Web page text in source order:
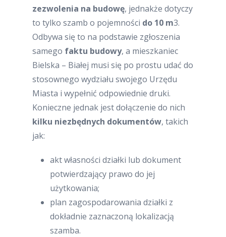
zezwolenia na budowę, jednakże dotyczy
to tylko szamb o pojemności do 10 m3.
Odbywa się to na podstawie zgłoszenia
samego faktu budowy, a mieszkaniec
Bielska – Białej musi się po prostu udać do
stosownego wydziału swojego Urzędu
Miasta i wypełnić odpowiednie druki.
Konieczne jednak jest dołączenie do nich
kilku niezbędnych dokumentów, takich
jak:
akt własności działki lub dokument
potwierdzający prawo do jej
użytkowania;
plan zagospodarowania działki z
dokładnie zaznaczoną lokalizacją
szamba.